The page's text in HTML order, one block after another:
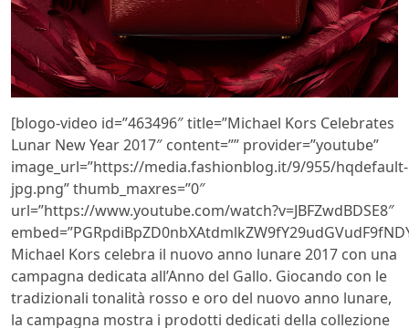
[blogo-video id=”463496″ title=”Michael Kors Celebrates
Lunar New Year 2017″ content=”” provider=”youtube”
image_url=”https://media.fashionblog.it/9/955/hqdefault-
jpg.png” thumb_maxres=”0″
url=”https://www.youtube.com/watch?v=JBFZwdBDSE8″
Michael Kors celebra il nuovo anno lunare 2017 con una
campagna dedicata all’Anno del Gallo. Giocando con le
tradizionali tonalità rosso e oro del nuovo anno lunare,
la campagna mostra i prodotti dedicati della collezione